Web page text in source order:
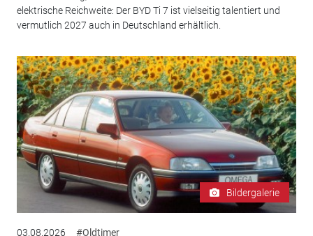
elektrische Reichweite: Der BYD Ti 7 ist vielseitig talentiert und
vermutlich 2027 auch in Deutschland erhältlich.
Bildergalerie
03.08.2026 #Oldtimer